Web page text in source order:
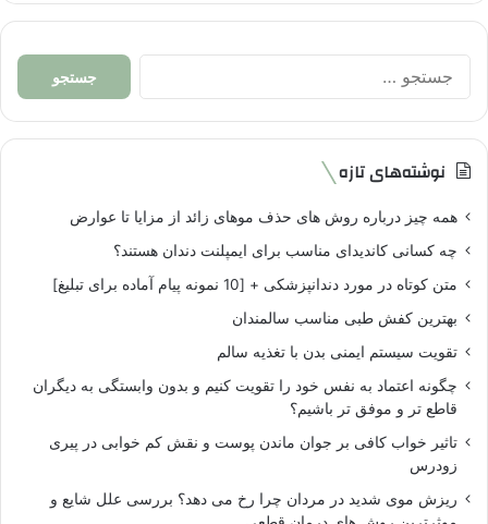
جستجو
برای:
نوشته‌های تازه
همه چیز درباره روش های حذف موهای زائد از مزایا تا عوارض
چه کسانی کاندیدای مناسب برای ایمپلنت دندان هستند؟
متن کوتاه در مورد دندانپزشکی + [10 نمونه پیام آماده برای تبلیغ]
بهترین کفش طبی مناسب سالمندان
تقویت سیستم ایمنی بدن با تغذیه سالم
چگونه اعتماد به نفس خود را تقویت کنیم و بدون وابستگی به دیگران
قاطع تر و موفق تر باشیم؟
تاثیر خواب کافی بر جوان ماندن پوست و نقش کم خوابی در پیری
زودرس
ریزش موی شدید در مردان چرا رخ می دهد؟ بررسی علل شایع و